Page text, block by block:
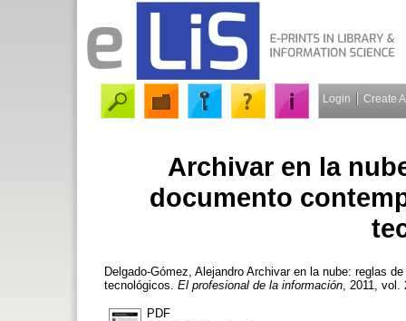
Login Create
Archivar en la
documento
Delgado-Gómez, Alejandro Archivar en la nube: reglas
tecnológicos. El profesional de la información , 2011,
PDF